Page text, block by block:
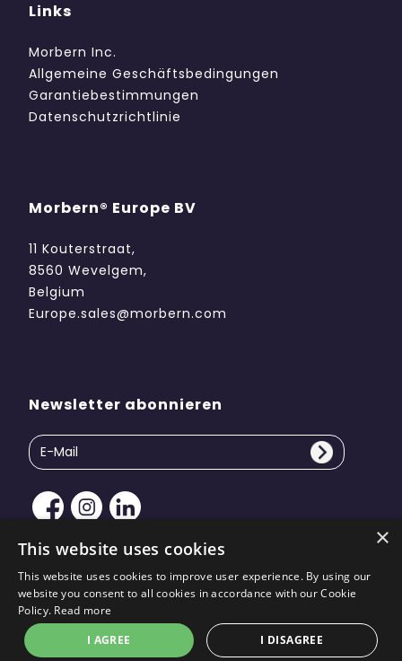
Links
Morbern Inc.
Allgemeine Geschäftsbedingungen
Garantiebestimmungen
Datenschutzrichtlinie
Morbern® Europe BV
11 Kouterstraat,
8560 Wevelgem,
Belgium
Europe.sales@morbern.com
Newsletter abonnieren
Copyright © 2026 Morbern Europe. Alle Rechte
vorbehalten | Website-Design vonKiiRO Creative
×
This website uses cookies
This website uses cookies to improve user experience. By using our
website you consent to all cookies in accordance with our Cookie
Policy. Read more
I AGREE
I DISAGREE